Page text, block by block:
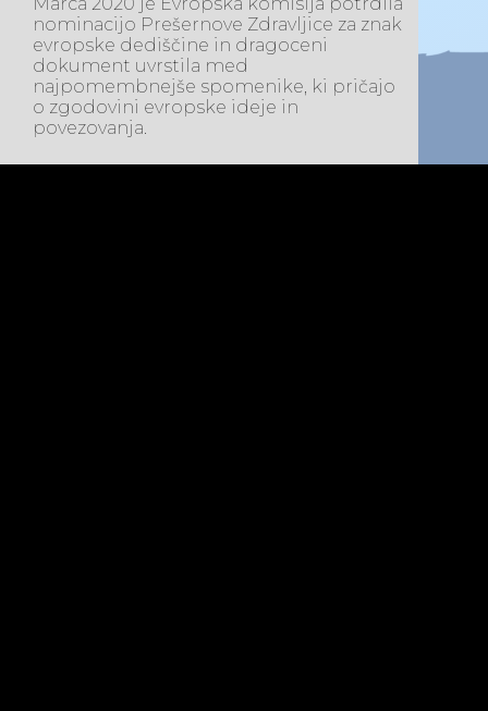
Marca 2020 je Evropska komisija potrdila
nominacijo Prešernove Zdravljice za znak
evropske dediščine in dragoceni
dokument uvrstila med
najpomembnejše spomenike, ki pričajo
o zgodovini evropske ideje in
povezovanja.